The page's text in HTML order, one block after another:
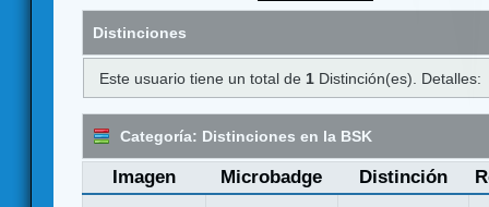
Distinciones
Este usuario tiene un total de 1 Distinción(es). Detalles:
Categoría: Distinciones en la BSK
Imagen Microbadge Distinción